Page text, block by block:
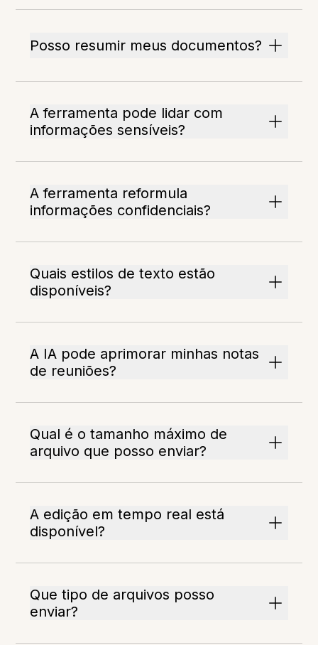
Posso resumir meus documentos?
A ferramenta pode lidar com
informações sensíveis?
A ferramenta reformula
informações confidenciais?
Quais estilos de texto estão
disponíveis?
A IA pode aprimorar minhas notas
de reuniões?
Qual é o tamanho máximo de
arquivo que posso enviar?
A edição em tempo real está
disponível?
Que tipo de arquivos posso
enviar?